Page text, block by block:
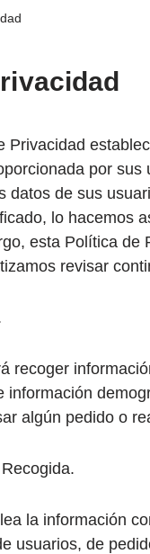
Privacidad
por
datos de sus
lo hacemos
esta Política de
revisar
recoger
información
algún pedido o
la información
usuarios, de